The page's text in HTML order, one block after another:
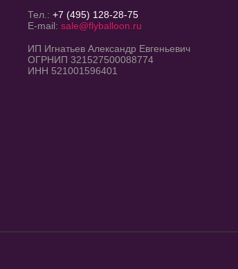
Тел.:+7 (495) 128-28-75
E-mail:sale@flyballoon.ru
ИП Игнатьев Александр Евгеньевич
ОГРНИП 321527500088774
ИНН 521001596401